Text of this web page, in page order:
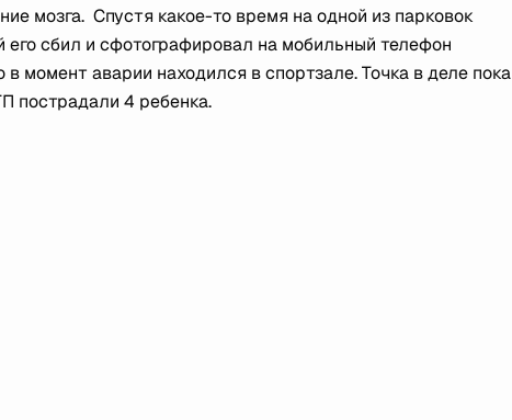
мозга. Спустя какое-то время на одной из парковок
сбил и сфотографировал на мобильный телефон
момент аварии находился в спортзале. Точка в деле пока
пострадали 4 ребенка.